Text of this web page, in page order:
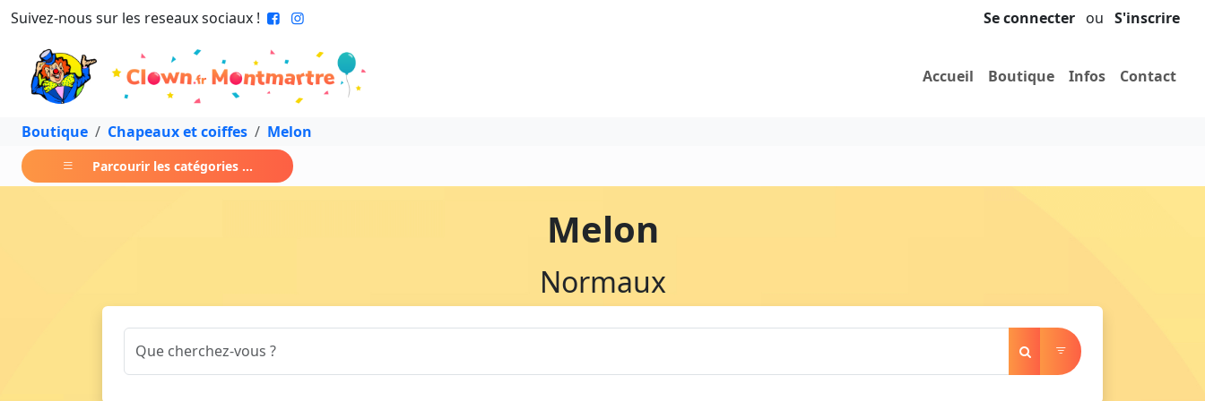
Suivez-nous sur les reseaux sociaux ! Se connecter ou S'inscrire
Accueil Boutique Infos Contact
Boutique Chapeaux et coiffes Melon
Parcourir les catégories ...
Melon
Normaux